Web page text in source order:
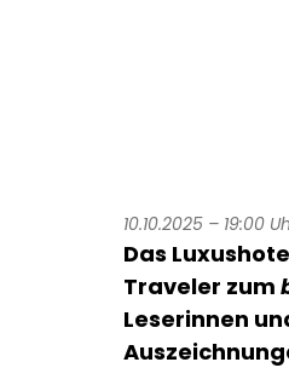
10.10.2025 – 19:00
Das
Traveler zum
Leserinnen